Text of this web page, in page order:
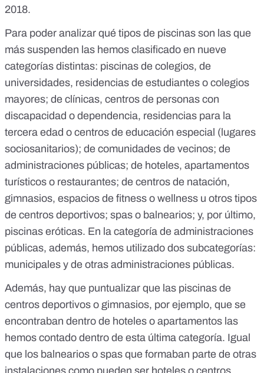
2018.
Para poder analizar qué tipos de piscinas son las que
más suspenden las hemos clasificado en nueve
categorías distintas: piscinas de colegios, de
universidades, residencias de estudiantes o colegios
mayores; de clínicas, centros de personas con
discapacidad o dependencia, residencias para la
tercera edad o centros de educación especial (lugares
sociosanitarios); de comunidades de vecinos; de
administraciones públicas; de hoteles, apartamentos
turísticos o restaurantes; de centros de natación,
gimnasios, espacios de fitness o wellness u otros tipos
de centros deportivos; spas o balnearios; y, por último,
piscinas eróticas. En la categoría de administraciones
públicas, además, hemos utilizado dos subcategorías:
municipales y de otras administraciones públicas.
Además, hay que puntualizar que las piscinas de
centros deportivos o gimnasios, por ejemplo, que se
encontraban dentro de hoteles o apartamentos las
hemos contado dentro de esta última categoría. Igual
que los balnearios o spas que formaban parte de otras